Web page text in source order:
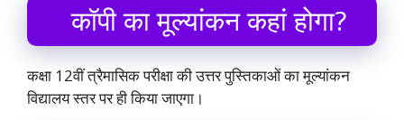
कॉपी का मूल्यांकन कहां होगा?
कक्षा 12वीं त्रैमासिक परीक्षा की उत्तर पुस्तिकाओं का मूल्यांकन
विद्यालय स्तर पर ही किया जाएगा।